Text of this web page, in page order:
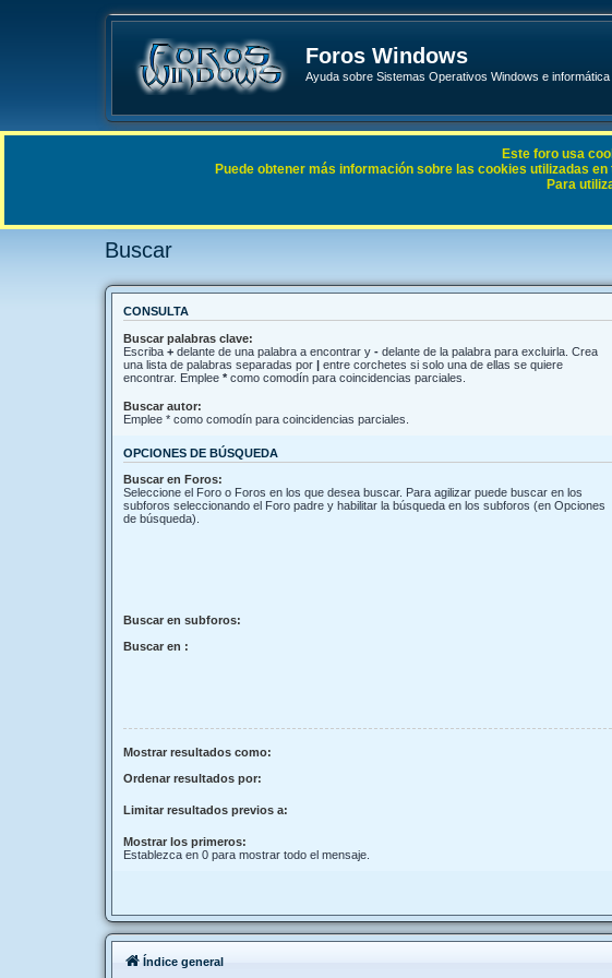
Foros Windows
Ayuda sobre Sistemas Operativos Windows e
Enlaces rápidos FAQ
Buscar
CONSULTA
Buscar palabras clave:
Escriba + delante de una palabra a encontrar y - delante de la palabra para excluirla. Crea
una lista de palabras separadas por | entre corchetes si solo una de ellas se quiere
encontrar. Emplee * como comodín para coincidencias parciales.
Buscar autor:
Emplee * como comodín para coincidencias parciales.
OPCIONES DE BÚSQUEDA
Buscar en Foros:
Seleccione el Foro o Foros en los que desea buscar. Para agilizar puede buscar en los
subforos seleccionando el Foro padre y habilitar la búsqueda en los subforos (en Opciones
de búsqueda).
Buscar en subforos:
Buscar en :
Mostrar resultados como:
Ordenar resultados por:
Limitar resultados previos a:
Mostrar los primeros:
Establezca en 0 para mostrar todo el mensaje.
Este foro usa
Puede obtener más información sobre las cookies utilizadas
Para
Índice general